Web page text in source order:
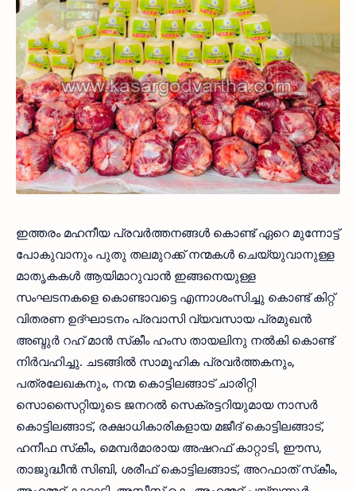
ഇത്തരം മഹനീയ പ്രവര്‍ത്തനങ്ങള്‍ കൊണ്ട് ഏറെ മുന്നോട്ട്
പോകുവാനും പുതു തലമുറക്ക് നന്മകള്‍ ചെയ്യുവാനുള്ള
മാതൃകകള്‍ ആയിമാറുവാന്‍ ഇങ്ങനെയുള്ള
സംഘടനകളെ കൊണ്ടാവട്ടെ എന്നാശംസിച്ചു കൊണ്ട് കിറ്റ്
വിതരണ ഉദ്ഘാടനം പ്രവാസി വ്യവസായ പ്രമുഖന്‍
അബ്ദുര്‍ റഹ് മാന്‍ സ്‌കീം ഹംസ തായലിനു നല്‍കി കൊണ്ട്
നിര്‍വഹിച്ചു. ചടങ്ങില്‍ സാമൂഹിക പ്രവര്‍ത്തകനും,
പത്രലേഖകനും, നന്മ കൊട്ടിലങ്ങാട് ചാരിറ്റി
സൊസൈറ്റിയുടെ ജനറല്‍ സെക്രട്ടറിയുമായ നാസര്‍
കൊട്ടിലങ്ങാട്, രക്ഷാധികാരികളായ മജീദ് കൊട്ടിലങ്ങാട്,
ഹനീഫ സ്‌കീം, മെമ്പര്‍മാരായ അഷറഫ് കാറ്റാടി, ഈസ,
താജുദ്ധീന്‍ സിബി, ശരീഫ് കൊട്ടിലങ്ങാട്, അറഫാത് സ്‌കീം,